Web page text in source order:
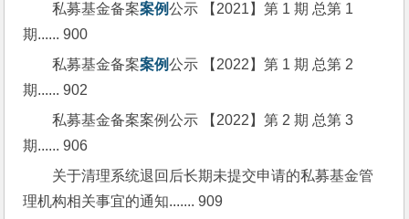
私募基金备案案例公示 【2021】第 1 期 总第 1
期...... 900
私募基金备案案例公示 【2022】第 1 期 总第 2
期...... 902
私募基金备案案例公示 【2022】第 2 期 总第 3
期...... 906
关于清理系统退回后长期未提交申请的私募基金管
理机构相关事宜的通知....... 909